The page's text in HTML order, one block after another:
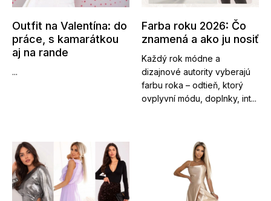
Outfit na Valentína: do
práce, s kamarátkou
aj na rande
...
Farba roku 2026: Čo
znamená a ako ju nosiť
Každý rok módne a
dizajnové autority vyberajú
farbu roka – odtieň, ktorý
ovplyvní módu, doplnky, int...